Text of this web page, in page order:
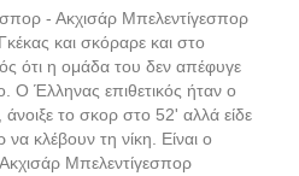
- Ακχισάρ Μπελεντίγεσπορ
και σκόραρε και στο
ότι η ομάδα του δεν απέφυγε
Ο Έλληνας επιθετικός ήταν ο
το σκορ στο 52' αλλά είδε
κλέβουν τη νίκη. Είναι ο
Μπελεντίγεσπορ